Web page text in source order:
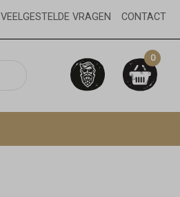
VEELGESTELDE VRAGEN CONTACT
0